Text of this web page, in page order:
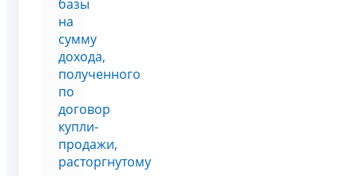
базы
на
сумму
дохода,
полученного
по
договор
купли-
продажи,
расторгнутому